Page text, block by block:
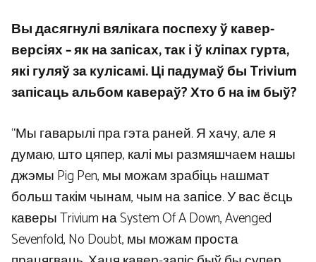
Вы дасягнулі вялікага поспеху ў кавер-
версіях – як на запісах, так і ў кліпах гурта,
які гуляў за кулісамі. Ці падумаў бы Trivium
запісаць альбом кавераў? Хто б на ім быў?
“Мы гаварылі пра гэта раней. Я хачу, але я
думаю, што цяпер, калі мы размяшчаем нашы
джэмы Pig Pen, мы можам зрабіць нашмат
больш такім чынам, чым на запісе. У вас ёсць
каверы Trivium на System Of A Down, Avenged
Sevenfold, No Doubt, мы можам проста